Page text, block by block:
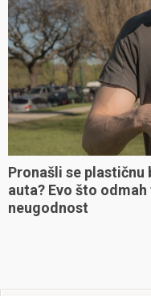
Pronašli se plastičnu
auta? Evo što
neugodnost